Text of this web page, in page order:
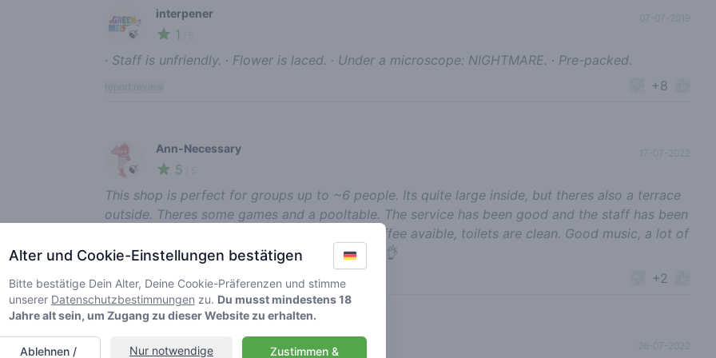
🍃
interpener
1
∙ Staff is unfriendly. ∙ Flower is laced. ∙ Under a microscope: NIGHTMARE. ∙ Pre-packed.
+8
🍃
Ann-Necessary
5
This shop is perfect for groups up to ~6 people. Its quite large inside, but theres also a terrace
outside. Theres some games and a pooltable. The service has been good and the staff has been
friendly and helpful Theres cold drinks and coffee avaible, toilets are clean. Good music, a lot of
(old school ) Hip Hop. Definitely worth a visit 👌
report review +2
CannabisGermane
Alter und Cookie-Einstellungen bestätigen
Bitte bestätige Dein Alter, Deine Cookie-Präferenzen und stimme
unserer Datenschutzbestimmungen zu. Du musst mindestens 18
Jahre alt sein, um Zugang zu dieser Website zu erhalten.
Zustimmen &
Nur notwendige
Ablehnen /